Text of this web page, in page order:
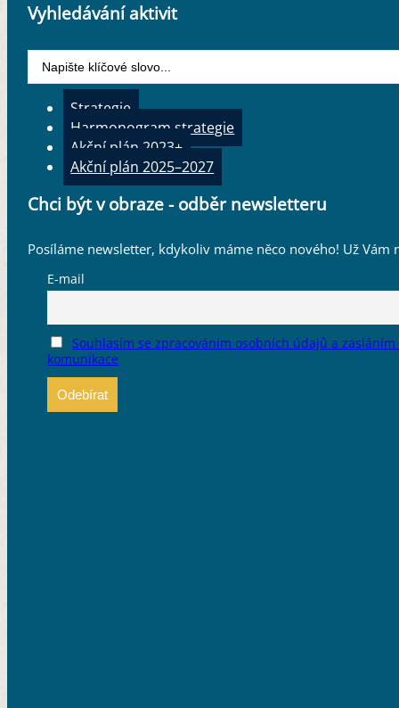
Vyhledávání aktivit
Strategie
Harmonogram strategie
Akční plán 2023+
Akční plán 2025–2027
Chci být v obraze - odběr newsletteru
Posíláme newsletter, kdykoliv máme něco nového! Už Vám
E-mail
Souhlasím se zpracováním osobních údajů a
komunikace